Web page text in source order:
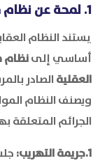
1. لمحة عن نظام مكافحة المخدرات في المملكة
يستند النظام
أساسي إلىنظام
العقلية
ويصنف النظام
الجرائم المتعلقة
1.جريمة التهريب: